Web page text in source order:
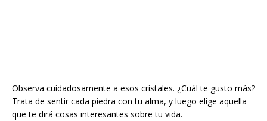
Observa cuidadosamente a esos cristales. ¿Cuál te gusto más?
Trata de sentir cada piedra con tu alma, y luego elige aquella
que te dirá cosas interesantes sobre tu vida.